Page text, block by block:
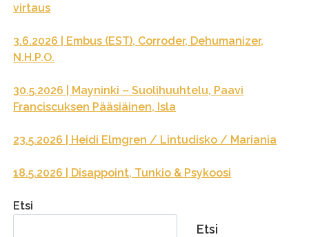
virtaus
3.6.2026 | Embus (EST), Corroder, Dehumanizer,
N.H.P.O.
30.5.2026 | Mayninki – Suolihuuhtelu, Paavi
Franciscuksen Pääsiäinen, Isla
23.5.2026 | Heidi Elmgren / Lintudisko / Mariania
18.5.2026 | Disappoint, Tunkio & Psykoosi
Etsi
Etsi